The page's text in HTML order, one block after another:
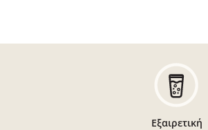
Εξαιρετική